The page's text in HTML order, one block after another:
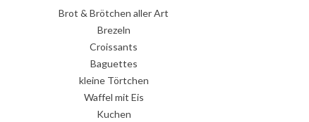
Brot & Brötchen aller Art
Brezeln
Croissants
Baguettes
kleine Törtchen
Waffel mit Eis
Kuchen